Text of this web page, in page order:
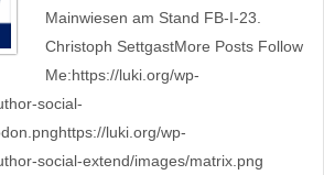
Mainwiesen am Stand FB-I-23.
Christoph SettgastMore Posts Follow
Me:https://luki.org/wp-
social-
luki.org/wp-
social-extend/images/matrix.png